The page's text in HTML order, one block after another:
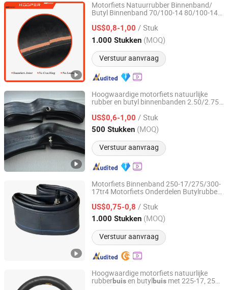
Motorfiets Natuurrubber Binnenband/
Butyl Binnenband 70/100-14 80/100-14
US$0,8-1,00 / Stuk
1.000 Stukken (MOQ)
Verstuur aanvraag
HILISTONE TYRE (QINGDAO) CO., LTD
Shandong, China Sinds 2012
Hoogwaardige motorfiets natuurlijke
rubber en butyl binnenbanden 2.50/2.75-
US$0,6-1,00 / Stuk
500 Stukken (MOQ)
Verstuur aanvraag
SHANDONG RUNTONG RUBBER CO., LTD.
Shandong, China Sinds 2012
Motorfiets Binnenband 250-17/275/300-
17tr4 Motorfiets Onderdelen Butylrubber
US$0,75-0,8 / Stuk
1.000 Stukken (MOQ)
Verstuur aanvraag
Pingxiang County Gangjin Bicycle Co., Ltd
Hebei, China Sinds 2025
Hoogwaardige motorfiets natuurlijke
rubberbuisen butylbuis met 225-17, 250-
DOUBLE CAMEL INDUSTRY CO., LIMITED